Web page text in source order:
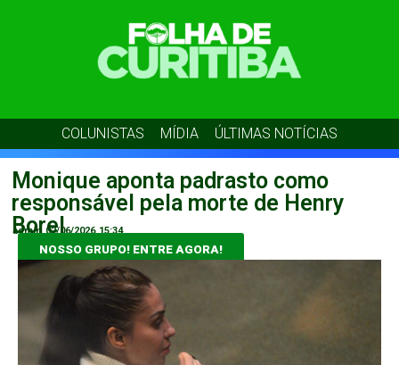
COLUNISTAS MÍDIA ÚLTIMAS NOTÍCIAS
Monique aponta padrasto como
responsável pela morte de Henry
Borel
admin 02/06/2026 15:34
NOSSO GRUPO! ENTRE AGORA!